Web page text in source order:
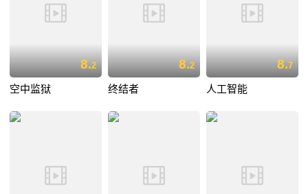
8.2
空中监狱
8.2
终结者
8.7
人工智能